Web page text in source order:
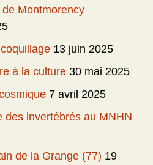
Montmorency
13 juin 2025
à la culture 30 mai 2025
7 avril 2025
des invertébrés au MNHN
de la Grange (77) 19